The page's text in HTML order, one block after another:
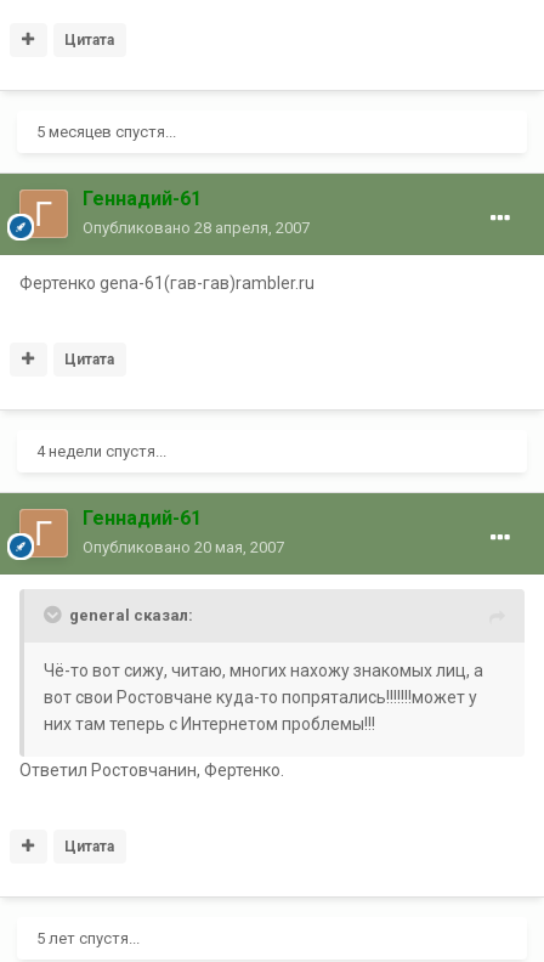
Цитата
5 месяцев спустя...
Геннадий-61
Опубликовано 28 апреля, 2007
Фертенко gena-61(гав-гав)rambler.ru
Цитата
4 недели спустя...
Геннадий-61
Опубликовано 20 мая, 2007
general сказал:
Чё-то вот сижу, читаю, многих нахожу знакомых лиц, а
вот свои Ростовчане куда-то попрятались!!!!!!!может у
них там теперь с Интернетом проблемы!!!
Ответил Ростовчанин, Фертенко.
Цитата
5 лет спустя...